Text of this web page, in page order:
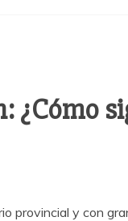
¿Cómo
provincial y con